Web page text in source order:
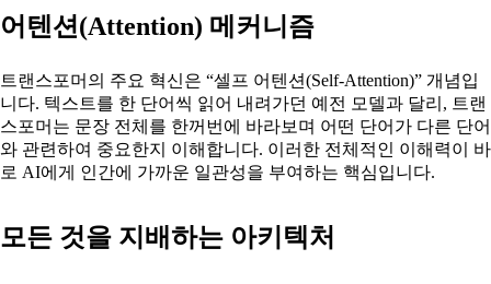
어텐션(Attention) 메커니즘
트랜스포머의 주요 혁신은 “셀프 어텐션(Self-Attention)” 개념입
니다. 텍스트를 한 단어씩 읽어 내려가던 예전 모델과 달리, 트랜
스포머는 문장 전체를 한꺼번에 바라보며 어떤 단어가 다른 단어
와 관련하여 중요한지 이해합니다. 이러한 전체적인 이해력이 바
로 AI에게 인간에 가까운 일관성을 부여하는 핵심입니다.
모든 것을 지배하는 아키텍처